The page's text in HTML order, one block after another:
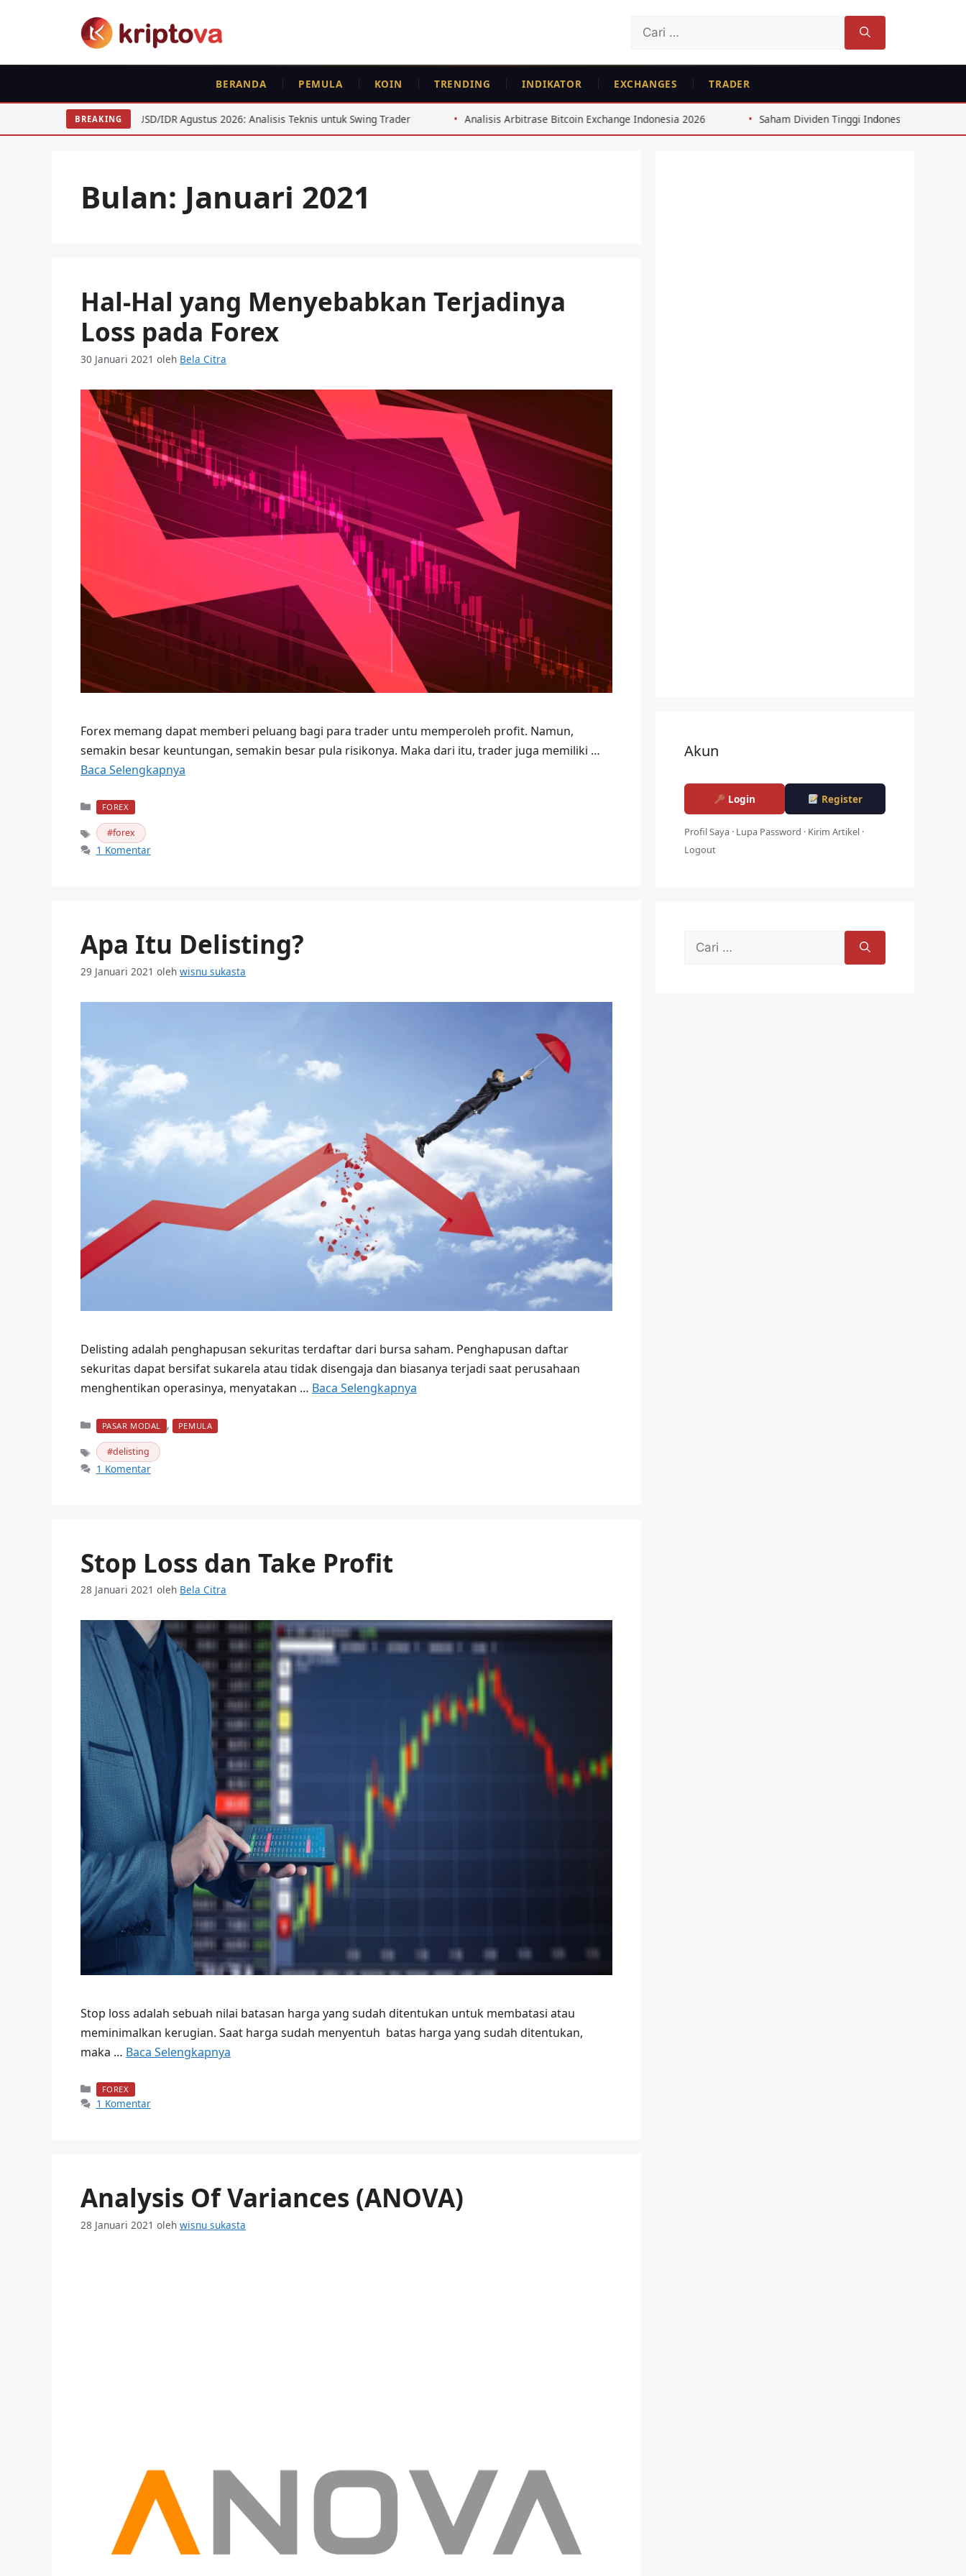
Cari
BERANDA PEMULA KOIN TRENDING INDIKATOR EXCHANGES TRADER
BREAKING
IDR Agustus 2026: Analisis Teknis untuk Swing Trader Analisis Arbitrase Bitcoin Exchange Indonesia 2026 Saham Dividen Tinggi Indonesia: Strategi 8%+ dari Consumer Goods
Bulan: Januari 2021
Hal-Hal yang Menyebabkan Terjadinya
Loss pada Forex
30 Januari 2021 oleh Bela Citra
Forex memang dapat memberi peluang bagi para trader untu memperoleh profit. Namun,
semakin besar keuntungan, semakin besar pula risikonya. Maka dari itu, trader juga memiliki …
Baca Selengkapnya
Kategori
FOREX
Tag forex
1 Komentar
Apa Itu Delisting?
29 Januari 2021 oleh wisnu sukasta
Delisting adalah penghapusan sekuritas terdaftar dari bursa saham. Penghapusan daftar
sekuritas dapat bersifat sukarela atau tidak disengaja dan biasanya terjadi saat perusahaan
menghentikan operasinya, menyatakan … Baca Selengkapnya
Kategori
PASAR MODAL , PEMULA
Tag delisting
1 Komentar
Stop Loss dan Take Profit
28 Januari 2021 oleh Bela Citra
Stop loss adalah sebuah nilai batasan harga yang sudah ditentukan untuk membatasi atau
meminimalkan kerugian. Saat harga sudah menyentuh batas harga yang sudah ditentukan,
maka … Baca Selengkapnya
Kategori
FOREX
1 Komentar
Analysis Of Variances (ANOVA)
28 Januari 2021 oleh wisnu sukasta
Akun
Login Register
Profil Saya · Lupa Password · Kirim Artikel ·
Logout
Cari